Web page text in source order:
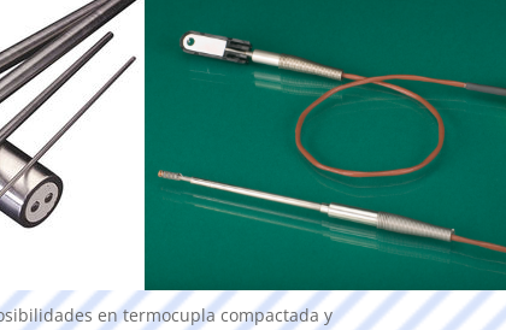
en termocupla compactada y